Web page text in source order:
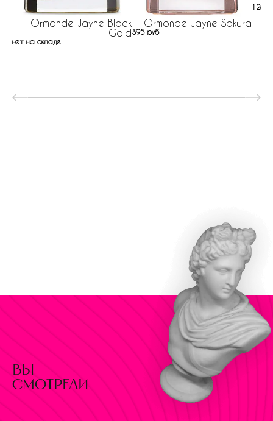
Ormonde Jayne Black
Gold
нет на складе
Ormonde Jayne Sakura
395 руб
126
вы
смотрели